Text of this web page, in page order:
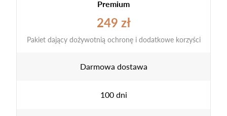
Premium
249 zł
Pakiet dający dożywotnią ochronę i dodatkowe korzyści
Darmowa dostawa
100 dni